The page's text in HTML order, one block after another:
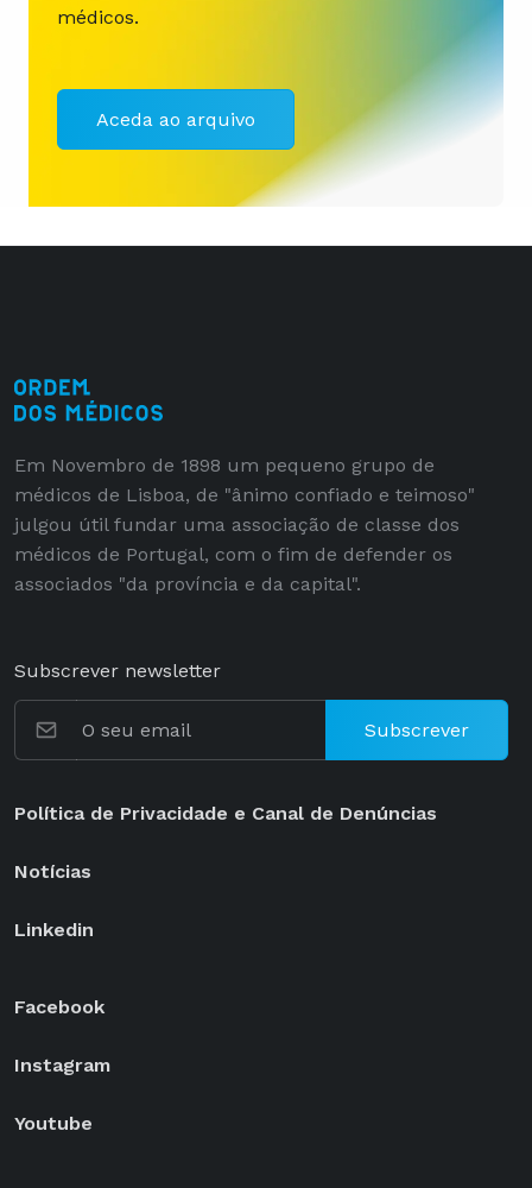
médicos.
Aceda ao arquivo
Em Novembro de 1898 um pequeno grupo de
médicos de Lisboa, de "ânimo confiado e teimoso"
julgou útil fundar uma associação de classe dos
médicos de Portugal, com o fim de defender os
associados "da província e da capital".
Subscrever newsletter
Subscrever
Política de Privacidade e Canal de Denúncias
Notícias
Linkedin
Facebook
Instagram
Youtube